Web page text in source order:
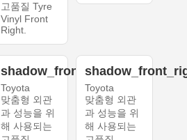
고품질 Tyre
Vinyl Front
Right.
shadow_front_left
Toyota
맞춤형 외관
과 성능을 위
해 사용되는
Toyota
맞춤형 외관
과 성능을 위
해 사용되는